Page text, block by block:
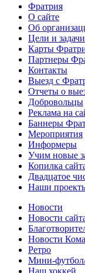
Фратрия
О сайте
Об
Цели и задачи
Карты
Партнеры
Контакты
Выезд с
Отчеты о
Добровольцы
Реклама на
Баннеры
Мероприятия
Информеры
Учим новые
Копилка
Двадцатое
Наши
Новости
Новости
Новости
Ретро
Мини-
Наш хоккей